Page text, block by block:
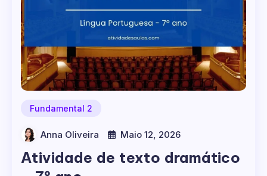
Fundamental 2
Anna Oliveira Maio 12, 2026
Atividade de texto dramático